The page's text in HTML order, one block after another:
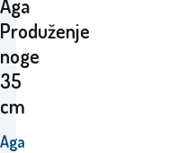
Aga
Produženje
noge
35
cm
Aga